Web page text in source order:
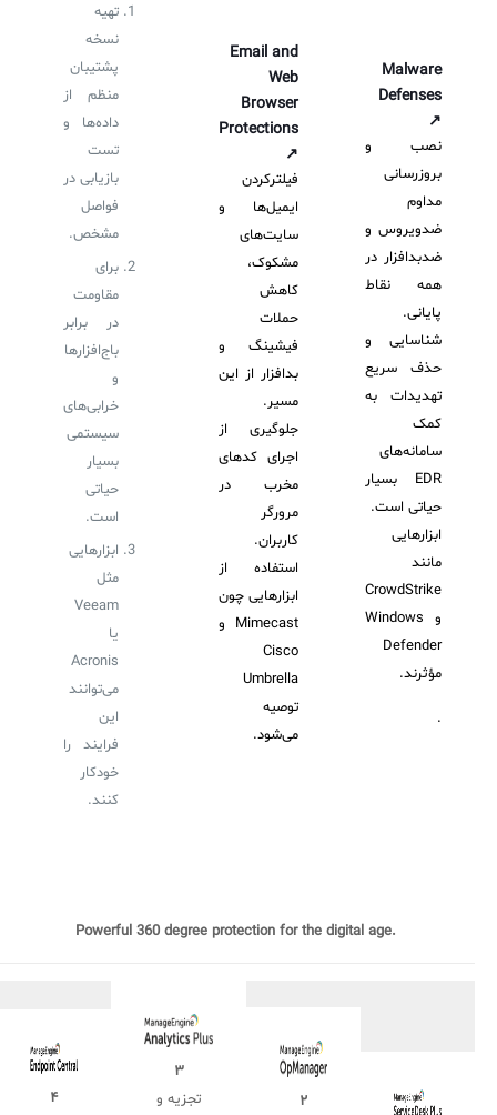
Malware
Defenses
↗
نصب و
بروزرسانی
مداوم
ضدویروس و
ضدبدافزار در
همه نقاط
پایانی.
شناسایی و
حذف سریع
تهدیدات به
کمک
سامانه‌های
EDR بسیار
حیاتی است.
ابزارهایی
مانند
CrowdStrike
و Windows
Defender
مؤثرند.
.
Email and
Web
Browser
Protections
↗
فیلترکردن
ایمیل‌ها و
سایت‌های
مشکوک،
کاهش
حملات
فیشینگ و
بدافزار از این
مسیر.
جلوگیری از
اجرای کدهای
مخرب در
مرورگر
کاربران.
استفاده از
ابزارهایی چون
Mimecast و
Cisco
Umbrella
توصیه
می‌شود.
تهیه
نسخه
پشتیبان
منظم از
داده‌ها و
تست
بازیابی در
فواصل
مشخص.
برای
مقاومت
در برابر
باج‌افزارها
و
خرابی‌های
سیستمی
بسیار
حیاتی
است.
ابزارهایی
مثل
Veeam
یا
Acronis
می‌توانند
این
فرایند را
خودکار
کنند.
Powerful 360 degree protection for the digital age.
۲
۳
تجزیه و
۴